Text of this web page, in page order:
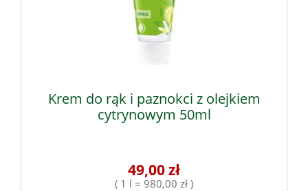
Krem do rąk i paznokci z olejkiem
cytrynowym 50ml
49,00 zł
( 1 l = 980,00 zł )